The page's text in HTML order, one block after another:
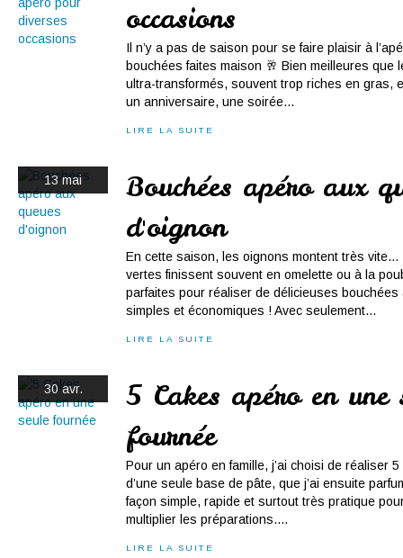
occasions
Il n’y a pas de saison pour se faire plaisir à
bouchées faites maison 🥂 Bien meilleures que
ultra-transformés, souvent trop riches en gras,
un anniversaire, une soirée...
LIRE LA SUITE
13 mai
Bouchées apéro aux
d'oignon
En cette saison, les oignons montent très
vertes finissent souvent en omelette ou à la
parfaites pour réaliser de délicieuses
simples et économiques ! Avec seulement...
LIRE LA SUITE
30 avr.
5 Cakes apéro en une
fournée
Pour un apéro en famille, j’ai choisi de réaliser
d’une seule base de pâte, que j’ai ensuite
façon simple, rapide et surtout très pratique
multiplier les préparations....
LIRE LA SUITE